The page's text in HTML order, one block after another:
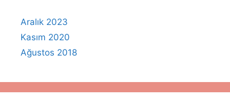
Aralık 2023
Kasım 2020
Ağustos 2018